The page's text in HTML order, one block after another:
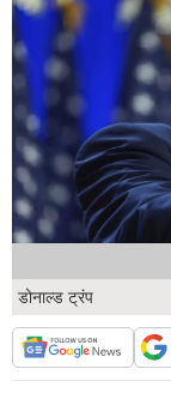
डोनाल्ड ट्रंप